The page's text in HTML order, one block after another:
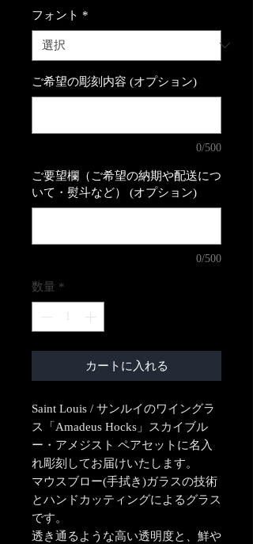
フォント *
ご希望の彫刻内容 (オプション)
0/500
ご要望欄（ご希望の納期や配送につ
いて・熨斗など） (オプション)
0/500
数量 *
カートに入れる
Saint Louis / サンルイのワイングラ
ス「Amadeus Hocks」スカイブル
ー・アメジスト ペアセットに名入
れ彫刻してお届けいたします。
マウスブロー(手拭き)ガラスの技術
とハンドカッティングによるグラス
です。
透き通るような高い透明度と、鮮や